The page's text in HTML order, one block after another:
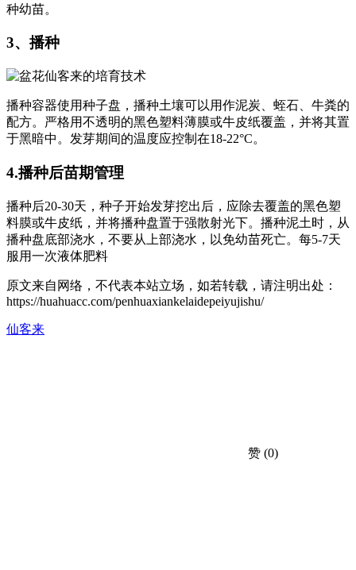
种幼苗。
3、播种
播种容器使用种子盘，播种土壤可以用作泥炭、蛭石、牛粪的
配方。严格用不透明的黑色塑料薄膜或牛皮纸覆盖，并将其置
于黑暗中。发芽期间的温度应控制在18-22°C。
4.播种后苗期管理
播种后20-30天，种子开始发芽挖出后，应除去覆盖的黑色塑
料膜或牛皮纸，并将播种盘置于强散射光下。播种泥土时，从
播种盘底部浇水，不要从上部浇水，以免幼苗死亡。每5-7天
服用一次液体肥料
原文来自网络，不代表本站立场，如若转载，请注明出处：
https://huahuacc.com/penhuaxiankelaidepeiyujishu/
仙客来
赞 (0)